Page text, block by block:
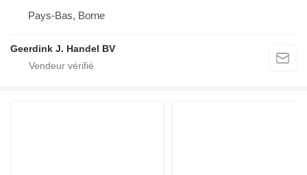
Pays-Bas, Borne
Geerdink J. Handel BV